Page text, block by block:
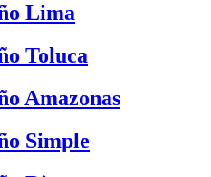
Lima
Toluca
Amazonas
Simple